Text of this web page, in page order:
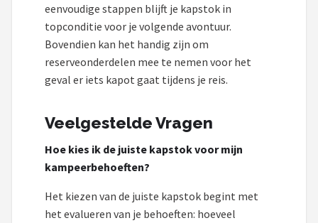
eenvoudige stappen blijft je kapstok in
topconditie voor je volgende avontuur.
Bovendien kan het handig zijn om
reserveonderdelen mee te nemen voor het
geval er iets kapot gaat tijdens je reis.
Veelgestelde Vragen
Hoe kies ik de juiste kapstok voor mijn
kampeerbehoeften?
Het kiezen van de juiste kapstok begint met
het evalueren van je behoeften: hoeveel